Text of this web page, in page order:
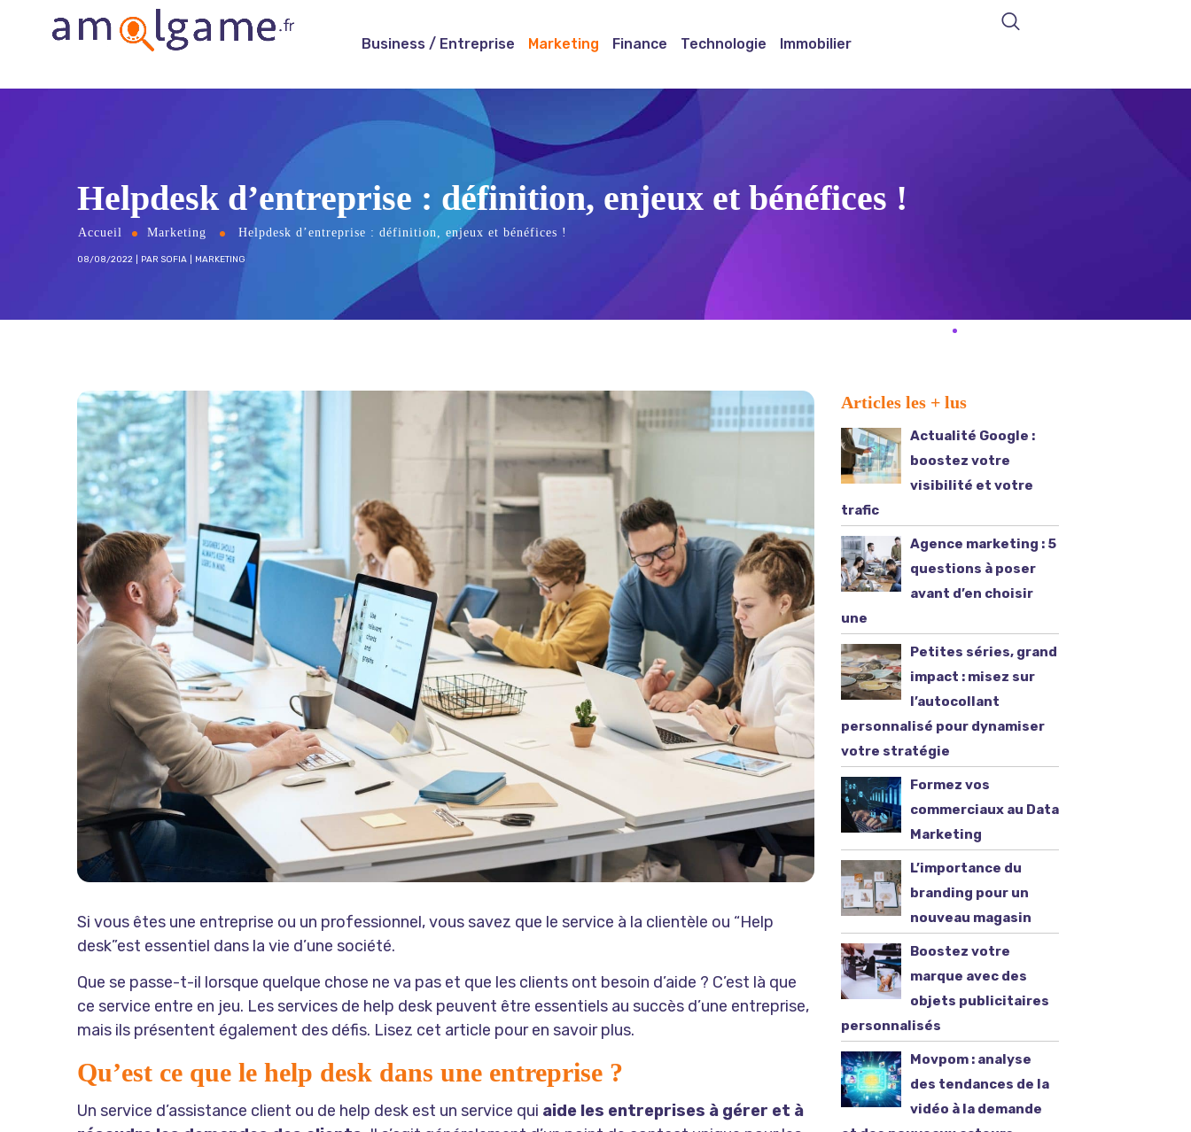
Business / Entreprise Marketing Finance Technologie Immobilier
Helpdesk d’entreprise : définition, enjeux et bénéfices !
Accueil Marketing Helpdesk d’entreprise : définition, enjeux et bénéfices !
08/08/2022 PAR SOFIA MARKETING
Si vous êtes une entreprise ou un professionnel, vous savez que le service à la clientèle ou “Help
desk”est essentiel dans la vie d’une société.
Que se passe-t-il lorsque quelque chose ne va pas et que les clients ont besoin d’aide ? C’est là que
ce service entre en jeu. Les services de help desk peuvent être essentiels au succès d’une entreprise,
mais ils présentent également des défis. Lisez cet article pour en savoir plus.
Qu’est ce que le help desk dans une entreprise ?
Un service d’assistance client ou de help desk est un service qui aide les entreprises à gérer et à
Articles les + lus
Actualité Google :
boostez votre
visibilité et votre
trafic
Agence marketing : 5
questions à poser
avant d’en choisir
une
Petites séries, grand
impact : misez sur
l’autocollant
personnalisé pour dynamiser
votre stratégie
Formez vos
commerciaux au Data
Marketing
L’importance du
branding pour un
nouveau magasin
Boostez votre
marque avec des
objets publicitaires
personnalisés
Movpom : analyse
des tendances de la
vidéo à la demande